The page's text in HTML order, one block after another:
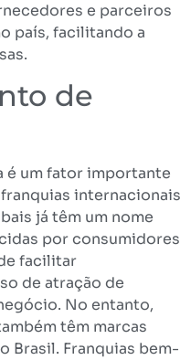
e parceiros
país, facilitando a
de
é um fator importante
internacionais
já têm um nome
por consumidores
facilitar
de atração de
No entanto,
têm marcas
Brasil. Franquias bem-